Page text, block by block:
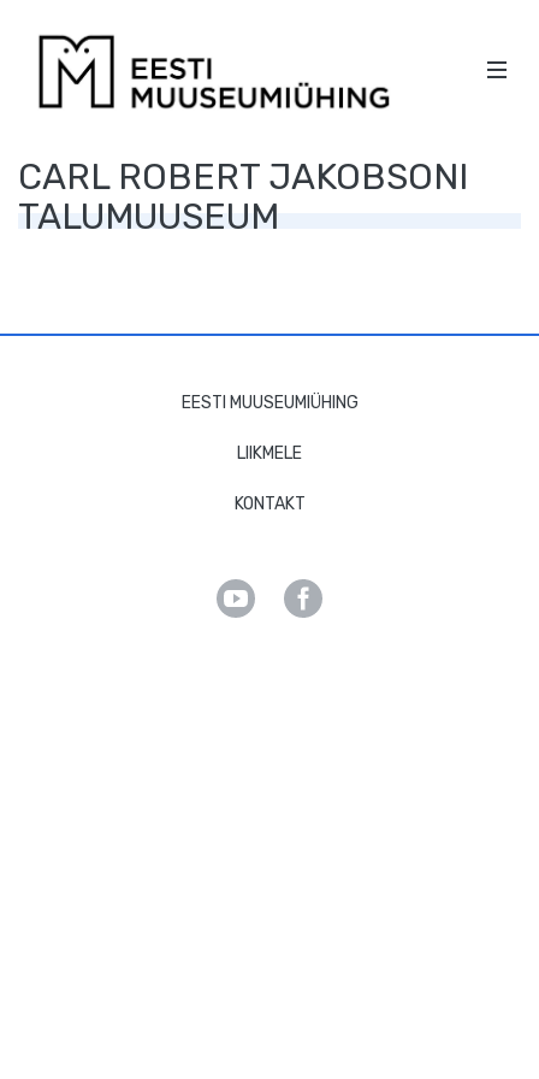
KÜLGPAANI
NAVIGATSIOON
CARL ROBERT JAKOBSONI
TALUMUUSEUM
EESTI MUUSEUMIÜHING
LIIKMELE
KONTAKT